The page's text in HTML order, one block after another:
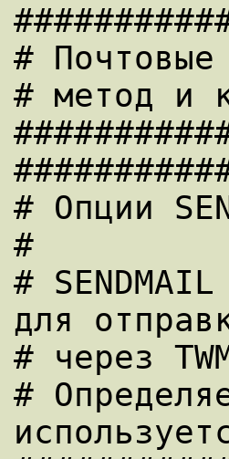
#
# метод и
# Опции
#
#
для
# через
#